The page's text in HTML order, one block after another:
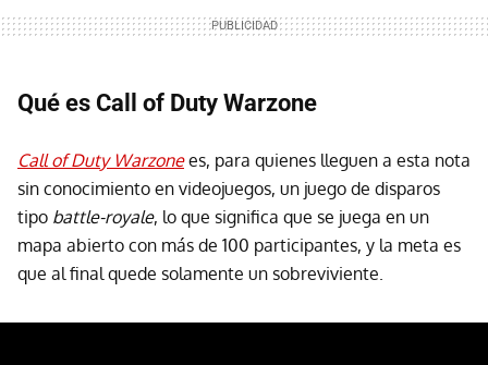
Qué es Call of Duty Warzone
Call of Duty Warzonees, para quienes lleguen a esta nota
sin conocimiento en videojuegos, un juego de disparos
tipo battle-royale, lo que significa que se juega en un
mapa abierto con más de 100 participantes, y la meta es
que al final quede solamente un sobreviviente.